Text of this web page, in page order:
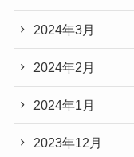
2024年3月
2024年2月
2024年1月
2023年12月